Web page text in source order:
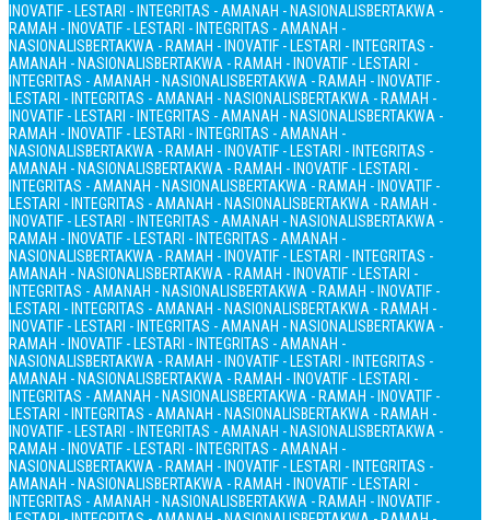
INOVATIF - LESTARI - INTEGRITAS - AMANAH - NASIONALISBERTAKWA -
RAMAH - INOVATIF - LESTARI - INTEGRITAS - AMANAH -
NASIONALISBERTAKWA - RAMAH - INOVATIF - LESTARI - INTEGRITAS -
AMANAH - NASIONALISBERTAKWA - RAMAH - INOVATIF - LESTARI -
INTEGRITAS - AMANAH - NASIONALISBERTAKWA - RAMAH - INOVATIF -
LESTARI - INTEGRITAS - AMANAH - NASIONALISBERTAKWA - RAMAH -
INOVATIF - LESTARI - INTEGRITAS - AMANAH - NASIONALISBERTAKWA -
RAMAH - INOVATIF - LESTARI - INTEGRITAS - AMANAH -
NASIONALISBERTAKWA - RAMAH - INOVATIF - LESTARI - INTEGRITAS -
AMANAH - NASIONALISBERTAKWA - RAMAH - INOVATIF - LESTARI -
INTEGRITAS - AMANAH - NASIONALISBERTAKWA - RAMAH - INOVATIF -
LESTARI - INTEGRITAS - AMANAH - NASIONALISBERTAKWA - RAMAH -
INOVATIF - LESTARI - INTEGRITAS - AMANAH - NASIONALISBERTAKWA -
RAMAH - INOVATIF - LESTARI - INTEGRITAS - AMANAH -
NASIONALISBERTAKWA - RAMAH - INOVATIF - LESTARI - INTEGRITAS -
AMANAH - NASIONALISBERTAKWA - RAMAH - INOVATIF - LESTARI -
INTEGRITAS - AMANAH - NASIONALISBERTAKWA - RAMAH - INOVATIF -
LESTARI - INTEGRITAS - AMANAH - NASIONALISBERTAKWA - RAMAH -
INOVATIF - LESTARI - INTEGRITAS - AMANAH - NASIONALISBERTAKWA -
RAMAH - INOVATIF - LESTARI - INTEGRITAS - AMANAH -
NASIONALISBERTAKWA - RAMAH - INOVATIF - LESTARI - INTEGRITAS -
AMANAH - NASIONALISBERTAKWA - RAMAH - INOVATIF - LESTARI -
INTEGRITAS - AMANAH - NASIONALISBERTAKWA - RAMAH - INOVATIF -
LESTARI - INTEGRITAS - AMANAH - NASIONALISBERTAKWA - RAMAH -
INOVATIF - LESTARI - INTEGRITAS - AMANAH - NASIONALISBERTAKWA -
RAMAH - INOVATIF - LESTARI - INTEGRITAS - AMANAH -
NASIONALISBERTAKWA - RAMAH - INOVATIF - LESTARI - INTEGRITAS -
AMANAH - NASIONALISBERTAKWA - RAMAH - INOVATIF - LESTARI -
INTEGRITAS - AMANAH - NASIONALISBERTAKWA - RAMAH - INOVATIF -